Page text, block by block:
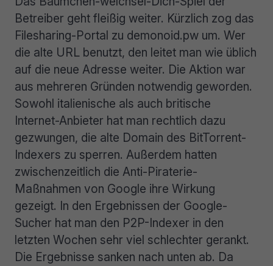
Betreiber geht fleißig weiter. Kürzlich zog das
Filesharing-Portal zu demonoid.pw um. Wer
die alte URL benutzt, den leitet man wie üblich
auf die neue Adresse weiter. Die Aktion war
aus mehreren Gründen notwendig geworden.
Sowohl italienische als auch britische
Internet-Anbieter hat man rechtlich dazu
gezwungen, die alte Domain des BitTorrent-
Indexers zu sperren. Außerdem hatten
zwischenzeitlich die Anti-Piraterie-
Maßnahmen von Google ihre Wirkung
gezeigt. In den Ergebnissen der Google-
Sucher hat man den P2P-Indexer in den
letzten Wochen sehr viel schlechter gerankt.
Die Ergebnisse sanken nach unten ab. Da